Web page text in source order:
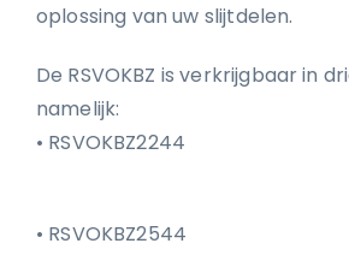
oplossing van uw slijtdelen.
De RSVOKBZ is verkrijgbaar in
namelijk:
•
• RSVOKBZ2544